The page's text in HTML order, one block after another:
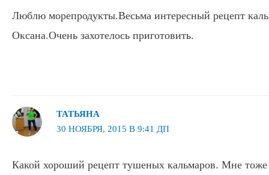
Люблю морепродукты.Весьма интересный рецепт
Оксана.Очень захотелось приготовить.
ТАТЬЯНА
30 НОЯБРЯ, 2015 В 9:41 ДП
Какой хороший рецепт тушеных кальмаров. Мне тоже